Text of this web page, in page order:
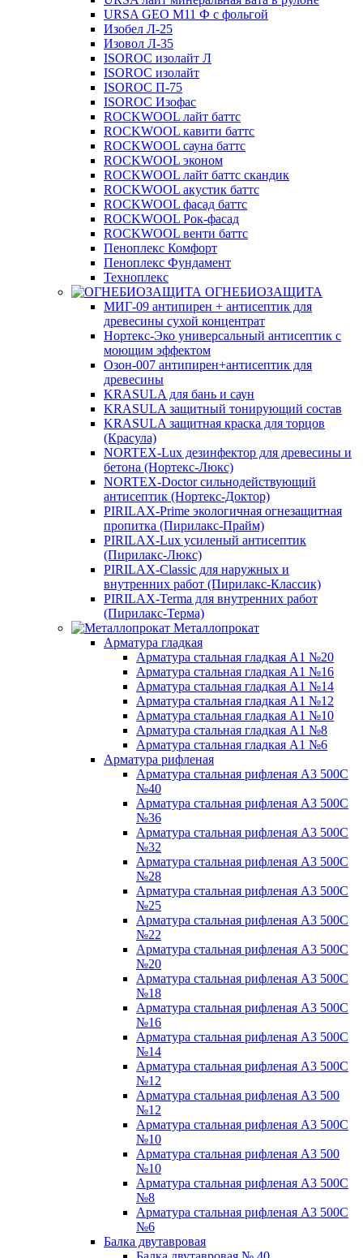
URSA GEO M11 Ф с фольгой
Изобел Л-25
Изовол Л-35
ISOROC изолайт Л
ISOROC изолайт
ISOROC П-75
ISOROC Изофас
ROCKWOOL лайт баттс
ROCKWOOL кавити баттс
ROCKWOOL сауна баттс
ROCKWOOL эконом
ROCKWOOL лайт баттс скандик
ROCKWOOL акустик баттс
ROCKWOOL фасад баттс
ROCKWOOL Рок-фасад
ROCKWOOL венти баттс
Пеноплекс Комфорт
Пеноплекс Фундамент
Техноплекс
ОГНЕБИОЗАЩИТА
МИГ-09 антипирен + антисептик для
древесины сухой концентрат
Нортекс-Эко универсальный антисептик с
моющим эффектом
Озон-007 антипирен+антисептик для
древесины
KRASULA для бань и саун
KRASULA защитный тонирующий состав
KRASULA защитная краска для торцов
(Красула)
NORTEX-Lux дезинфектор для древесины и
бетона (Нортекс-Люкс)
NORTEX-Doctor сильнодействующий
антисептик (Нортекс-Доктор)
PIRILAX-Prime экологичная огнезащитная
пропитка (Пирилакс-Прайм)
PIRILAX-Lux усиленый антисептик
(Пирилакс-Люкс)
PIRILAX-Classic для наружных и
внутренних работ (Пирилакс-Классик)
PIRILAX-Terma для внутренних работ
(Пирилакс-Терма)
Металлопрокат
Арматура гладкая
Арматура стальная гладкая А1 №20
Арматура стальная гладкая А1 №16
Арматура стальная гладкая А1 №14
Арматура стальная гладкая А1 №12
Арматура стальная гладкая А1 №10
Арматура стальная гладкая А1 №8
Арматура стальная гладкая А1 №6
Арматура рифленая
Арматура стальная рифленая А3 500С
№40
Арматура стальная рифленая А3 500С
№36
Арматура стальная рифленая А3 500С
№32
Арматура стальная рифленая А3 500С
№28
Арматура стальная рифленая А3 500С
№25
Арматура стальная рифленая А3 500С
№22
Арматура стальная рифленая А3 500С
№20
Арматура стальная рифленая А3 500С
№18
Арматура стальная рифленая А3 500С
№16
Арматура стальная рифленая А3 500С
№14
Арматура стальная рифленая А3 500С
№12
Арматура стальная рифленая А3 500
№12
Арматура стальная рифленая А3 500С
№10
Арматура стальная рифленая А3 500
№10
Арматура стальная рифленая А3 500С
№8
Арматура стальная рифленая А3 500С
№6
Балка двутавровая